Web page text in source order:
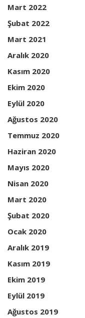
Mart 2022
Şubat 2022
Mart 2021
Aralık 2020
Kasım 2020
Ekim 2020
Eylül 2020
Ağustos 2020
Temmuz 2020
Haziran 2020
Mayıs 2020
Nisan 2020
Mart 2020
Şubat 2020
Ocak 2020
Aralık 2019
Kasım 2019
Ekim 2019
Eylül 2019
Ağustos 2019